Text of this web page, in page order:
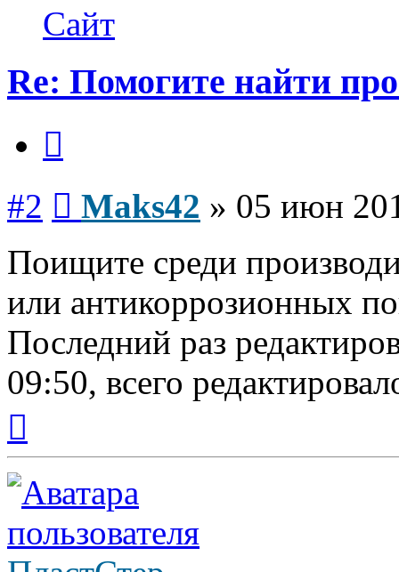
Maks42
Сайт
Re: Помогите найти
#2 Maks42 » 05 июн
Поищите среди
или антикоррозионных
Последний раз
09:50, всего
началу